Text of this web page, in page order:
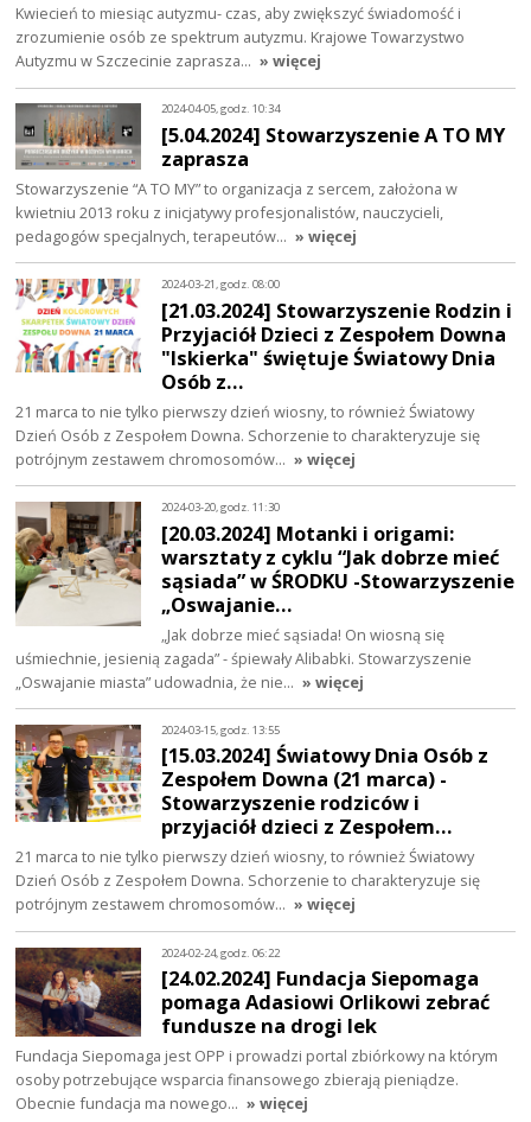
Kwiecień to miesiąc autyzmu- czas, aby zwiększyć świadomość i
zrozumienie osób ze spektrum autyzmu. Krajowe Towarzystwo
Autyzmu w Szczecinie zaprasza… » więcej
2024-04-05, godz. 10:34
[5.04.2024] Stowarzyszenie A TO MY
zaprasza
Stowarzyszenie “A TO MY” to organizacja z sercem, założona w
kwietniu 2013 roku z inicjatywy profesjonalistów, nauczycieli,
pedagogów specjalnych, terapeutów… » więcej
2024-03-21, godz. 08:00
[21.03.2024] Stowarzyszenie Rodzin i
Przyjaciół Dzieci z Zespołem Downa
"Iskierka" świętuje Światowy Dnia
Osób z…
21 marca to nie tylko pierwszy dzień wiosny, to również Światowy
Dzień Osób z Zespołem Downa. Schorzenie to charakteryzuje się
potrójnym zestawem chromosomów… » więcej
2024-03-20, godz. 11:30
[20.03.2024] Motanki i origami:
warsztaty z cyklu “Jak dobrze mieć
sąsiada” w ŚRODKU -Stowarzyszenie
„Oswajanie…
„Jak dobrze mieć sąsiada! On wiosną się
uśmiechnie, jesienią zagada” - śpiewały Alibabki. Stowarzyszenie
„Oswajanie miasta” udowadnia, że nie… » więcej
2024-03-15, godz. 13:55
[15.03.2024] Światowy Dnia Osób z
Zespołem Downa (21 marca) -
Stowarzyszenie rodziców i
przyjaciół dzieci z Zespołem…
21 marca to nie tylko pierwszy dzień wiosny, to również Światowy
Dzień Osób z Zespołem Downa. Schorzenie to charakteryzuje się
potrójnym zestawem chromosomów… » więcej
2024-02-24, godz. 06:22
[24.02.2024] Fundacja Siepomaga
pomaga Adasiowi Orlikowi zebrać
fundusze na drogi lek
Fundacja Siepomaga jest OPP i prowadzi portal zbiórkowy na którym
osoby potrzebujące wsparcia finansowego zbierają pieniądze.
Obecnie fundacja ma nowego… » więcej